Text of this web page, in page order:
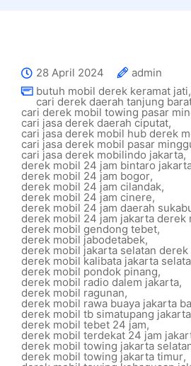
28 April 2024
admin
butuh mobil derek keramat jati,
cari derek daerah tanjung
cari derek mobil towing pasar
cari jasa derek daerah ciputat,
cari jasa derek mobil hub derek
cari jasa derek mobil pasar
cari jasa derek mobilindo jakarta,
derek mobil 24 jam bintaro
derek mobil 24 jam bogor,
derek mobil 24 jam cilandak,
derek mobil 24 jam cinere,
derek mobil 24 jam daerah
derek mobil 24 jam jakarta derek
derek mobil gendong tebet,
derek mobil jabodetabek,
derek mobil jakarta selatan
derek mobil kalibata jakarta
derek mobil pondok pinang,
derek mobil radio dalem jakarta,
derek mobil ragunan,
derek mobil rawa buaya jakarta
derek mobil tb simatupang jakarta
derek mobil tebet 24 jam,
derek mobil terdekat 24 jam
derek mobil towing jakarta
derek mobil towing jakarta timur,